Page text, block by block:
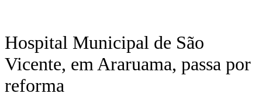
Hospital Municipal de São
Vicente, em Araruama, passa por
reforma